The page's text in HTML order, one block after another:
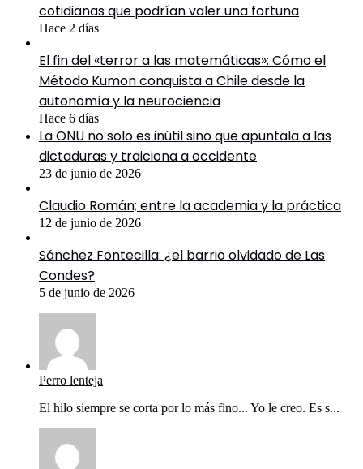
cotidianas que podrían valer una fortuna
Hace 2 días
El fin del «terror a las matemáticas»: Cómo el
Método Kumon conquista a Chile desde la
autonomía y la neurociencia
Hace 6 días
La ONU no solo es inútil sino que apuntala a las
dictaduras y traiciona a occidente
23 de junio de 2026
Claudio Román; entre la academia y la práctica
12 de junio de 2026
Sánchez Fontecilla: ¿el barrio olvidado de Las
Condes?
5 de junio de 2026
Perro lenteja
El hilo siempre se corta por lo más fino... Yo le creo. Es s...